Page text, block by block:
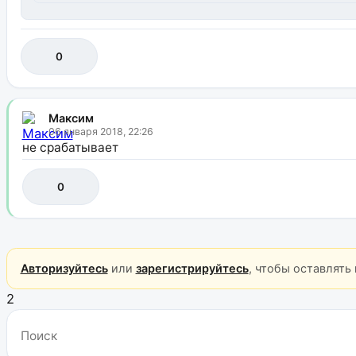
0
Максим
06 января 2018, 22:26
не срабатывает
0
Авторизуйтесьили зарегистрируйтесь, чтобы
2